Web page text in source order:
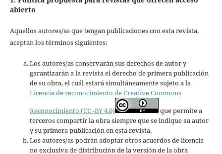
abierto
Aquellos autores/as que tengan publicaciones con esta revista,
aceptan los términos siguientes:
Los autores/as conservarán sus derechos de autor y
garantizarán a la revista el derecho de primera publicación
de su obra, el cuál estará simultáneamente sujeto a la
Licencia de reconocimiento de Creative Commons
Reconocimiento (CC -BY 4.0)
que permite a
terceros compartir la obra siempre que se indique su autor
y su primera publicación en esta revista.
Los autores/as podrán adoptar otros acuerdos de licencia
no exclusiva de distribución de la versión de la obra